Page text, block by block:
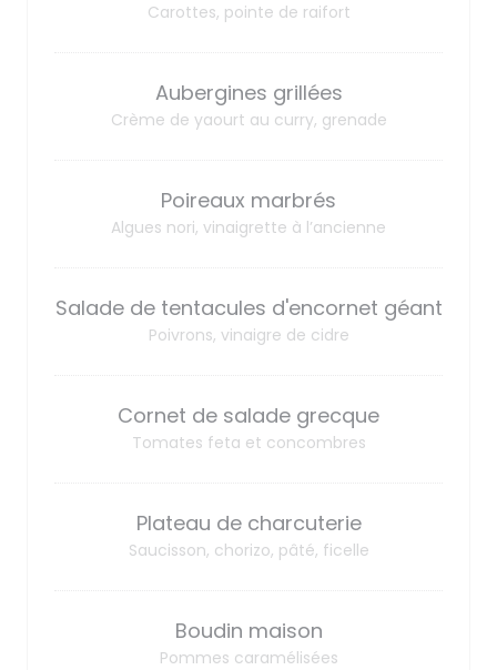
Carottes, pointe de raifort
Aubergines grillées
Crème de yaourt au curry, grenade
Poireaux marbrés
Algues nori, vinaigrette à l’ancienne
Salade de tentacules d'encornet géant
Poivrons, vinaigre de cidre
Cornet de salade grecque
Tomates feta et concombres
Plateau de charcuterie
Saucisson, chorizo, pâté, ficelle
Boudin maison
Pommes caramélisées